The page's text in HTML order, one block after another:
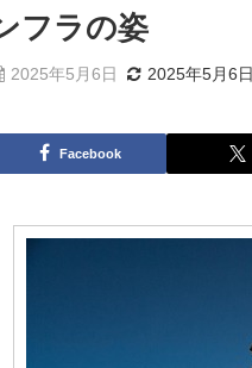
フラの姿
2025年5月6日 2025年5月6日
Facebook